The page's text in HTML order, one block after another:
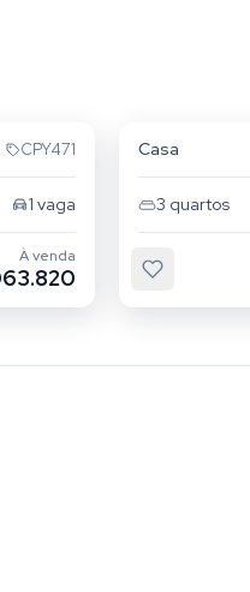
CPY471
1 vaga
À venda
Casa
3 quartos